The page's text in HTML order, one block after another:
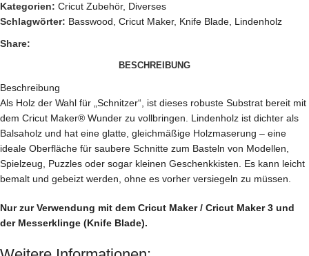
Kategorien: Cricut Zubehör, Diverses
Schlagwörter: Basswood Cricut Maker, Knife Blade Lindenholz
Share:
BESCHREIBUNG
Beschreibung
Als Holz der Wahl für „Schnitzer“, ist dieses robuste Substrat bereit mit
dem Cricut Maker® Wunder zu vollbringen. Lindenholz ist dichter als
Balsaholz und hat eine glatte, gleichmäßige Holzmaserung – eine
ideale Oberfläche für saubere Schnitte zum Basteln von Modellen,
Spielzeug, Puzzles oder sogar kleinen Geschenkkisten. Es kann leicht
bemalt und gebeizt werden, ohne es vorher versiegeln zu müssen.
Nur zur Verwendung mit dem Cricut Maker / Cricut Maker 3 und
der Messerklinge (Knife Blade).